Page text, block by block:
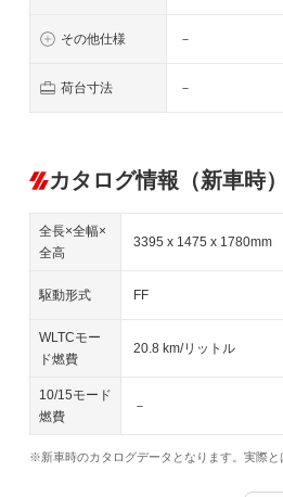
その他仕様 －
荷台寸法 －
カタログ情報（新車時）
全長×全幅×
全高
3395 x 1475 x 1780mm
駆動形式 FF
WLTCモー
ド燃費
20.8 km/リットル
10/15モード
燃費
－
※新車時のカタログデータとなります。実際と